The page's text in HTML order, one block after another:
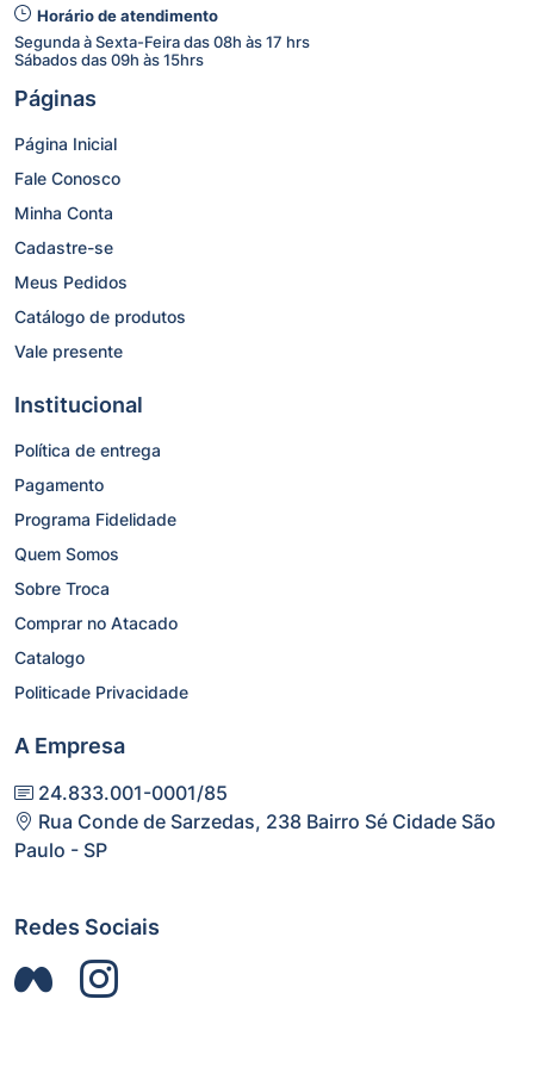
Horário de atendimento
Segunda à Sexta-Feira das 08h às 17 hrs
Sábados das 09h às 15hrs
Páginas
Página Inicial
Fale Conosco
Minha Conta
Cadastre-se
Meus Pedidos
Catálogo de produtos
Vale presente
Institucional
Política de entrega
Pagamento
Programa Fidelidade
Quem Somos
Sobre Troca
Comprar no Atacado
Catalogo
Politicade Privacidade
A Empresa
24.833.001-0001/85
Rua Conde de Sarzedas, 238 Bairro Sé Cidade São
Paulo - SP
Redes Sociais